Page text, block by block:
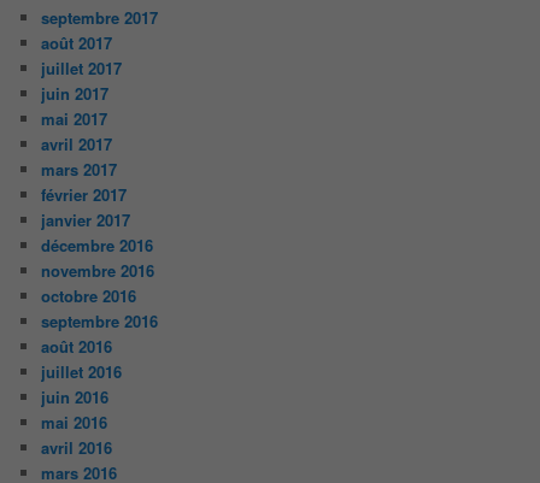
septembre 2017
août 2017
juillet 2017
juin 2017
mai 2017
avril 2017
mars 2017
février 2017
janvier 2017
décembre 2016
novembre 2016
octobre 2016
septembre 2016
août 2016
juillet 2016
juin 2016
mai 2016
avril 2016
mars 2016